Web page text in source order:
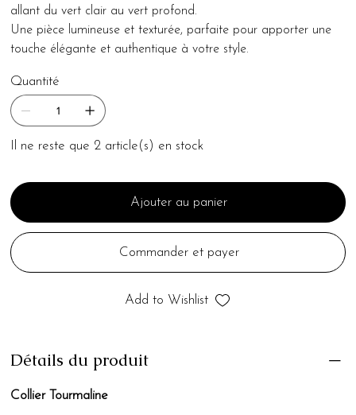
allant du vert clair au vert profond.
Une pièce lumineuse et texturée, parfaite pour apporter une
touche élégante et authentique à votre style.
Quantité
Il ne reste que 2 article(s) en stock
Ajouter au panier
Commander et payer
Add to Wishlist
Détails du produit
Collier Tourmaline